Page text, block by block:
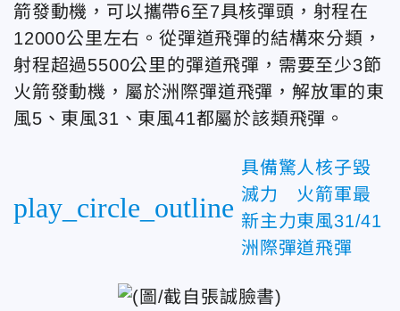
箭發動機，可以攜帶6至7具核彈頭，射程在
12000公里左右。從彈道飛彈的結構來分類，
射程超過5500公里的彈道飛彈，需要至少3節
火箭發動機，屬於洲際彈道飛彈，解放軍的東
風5、東風31、東風41都屬於該類飛彈。
play_circle_outline
具備驚人核子毀
滅力 火箭軍最
新主力東風31/41
洲際彈道飛彈